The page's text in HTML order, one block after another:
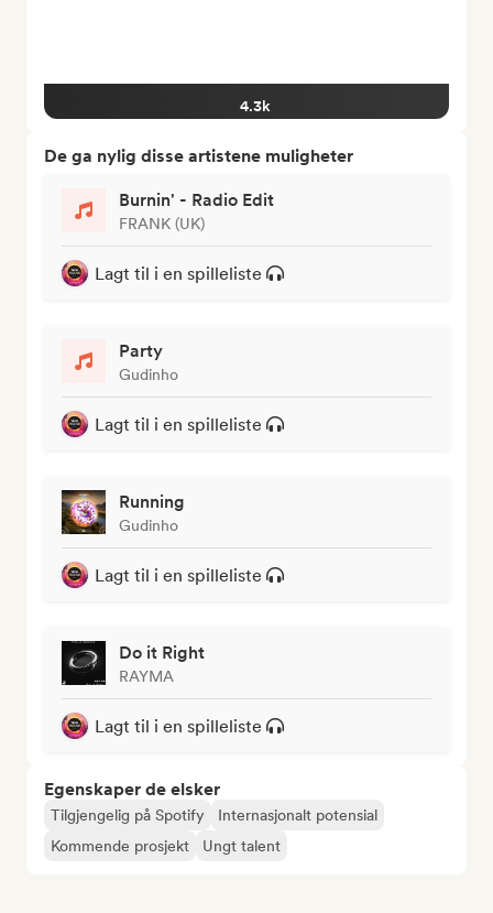
4.3k
De ga nylig disse artistene muligheter
Burnin' - Radio Edit
FRANK (UK)
Lagt til i en spilleliste
Party
Gudinho
Lagt til i en spilleliste
Running
Gudinho
Lagt til i en spilleliste
Do it Right
RAYMA
Lagt til i en spilleliste
Egenskaper de elsker
Tilgjengelig på Spotify
Internasjonalt potensial
Kommende prosjekt
Ungt talent